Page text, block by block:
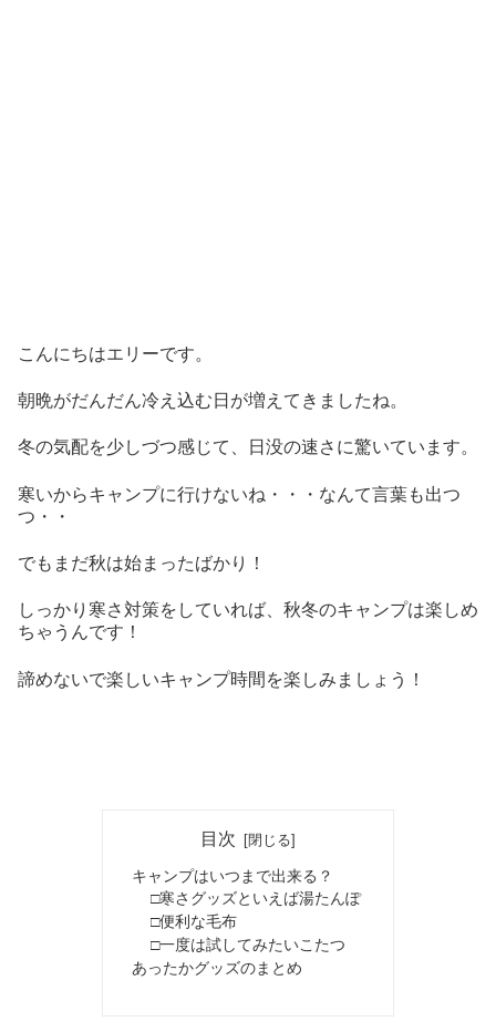
こんにちはエリーです。
朝晩がだんだん冷え込む日が増えてきましたね。
冬の気配を少しづつ感じて、日没の速さに驚いています。
寒いからキャンプに行けないね・・・なんて言葉も出つ
つ・・
でもまだ秋は始まったばかり！
しっかり寒さ対策をしていれば、秋冬のキャンプは楽しめ
ちゃうんです！
諦めないで楽しいキャンプ時間を楽しみましょう！
目次
キャンプはいつまで出来る？
□寒さグッズといえば湯たんぽ
□便利な毛布
□一度は試してみたいこたつ
あったかグッズのまとめ